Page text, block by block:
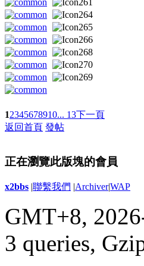
12345678910... 13下一頁
返回首頁 發帖
正在瀏覽此版塊的會員
x2bbs |聯繫我們 |Archiver|WAP
GMT+8,
3 queries,